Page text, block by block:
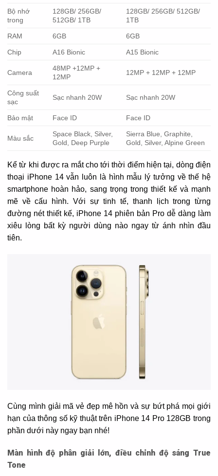
Bộ nhớ
trong
128GB/ 256GB/
512GB/ 1TB
128GB/ 256GB/ 512GB/
1TB
RAM 6GB 6GB
Chip A16 Bionic A15 Bionic
Camera
48MP +12MP +
12MP
12MP + 12MP + 12MP
Công suất
sạc
Sạc nhanh 20W Sạc nhanh 20W
Bảo mật Face ID Face ID
Màu sắc
Space Black, Silver,
Gold, Deep Purple
Sierra Blue, Graphite,
Gold, Silver, Alpine Green
Kể từ khi được ra mắt cho tới thời điểm hiện tại, dòng điện
thoại iPhone 14 vẫn luôn là hình mẫu lý tưởng về thế hệ
smartphone hoàn hảo, sang trọng trong thiết kế và mạnh
mẽ về cấu hình. Với sự tinh tế, thanh lịch trong từng
đường nét thiết kế, iPhone 14 phiên bản Pro dễ dàng làm
xiêu lòng bất kỳ người dùng nào ngay từ ánh nhìn đầu
tiên.
Cùng mình giải mã vẻ đẹp mê hồn và sự bứt phá mọi giới
hạn của thông số kỹ thuật trên iPhone 14 Pro 128GB trong
phần dưới này ngay bạn nhé!
Màn hình độ phân giải lớn, điều chỉnh độ sáng True
Tone